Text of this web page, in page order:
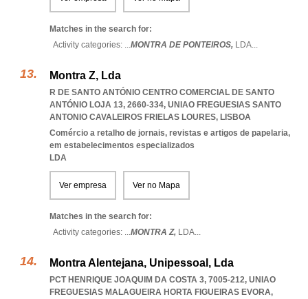
Matches in the search for:
Activity categories: ...MONTRA DE PONTEIROS, LDA...
Montra Z, Lda
R DE SANTO ANTÓNIO CENTRO COMERCIAL DE SANTO
ANTÓNIO LOJA 13, 2660-334, UNIAO FREGUESIAS SANTO
ANTONIO CAVALEIROS FRIELAS LOURES, LISBOA
Comércio a retalho de jornais, revistas e artigos de papelaria,
em estabelecimentos especializados
LDA
Ver empresa Ver no Mapa
Matches in the search for:
Activity categories: ...MONTRA Z, LDA...
Montra Alentejana, Unipessoal, Lda
PCT HENRIQUE JOAQUIM DA COSTA 3, 7005-212, UNIAO
FREGUESIAS MALAGUEIRA HORTA FIGUEIRAS EVORA,